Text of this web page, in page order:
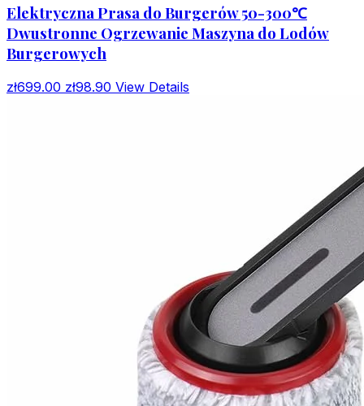
Elektryczna Prasa do Burgerów 50-300℃
Dwustronne Ogrzewanie Maszyna do Lodów
Burgerowych
zł699.00 zł98.90 View Details